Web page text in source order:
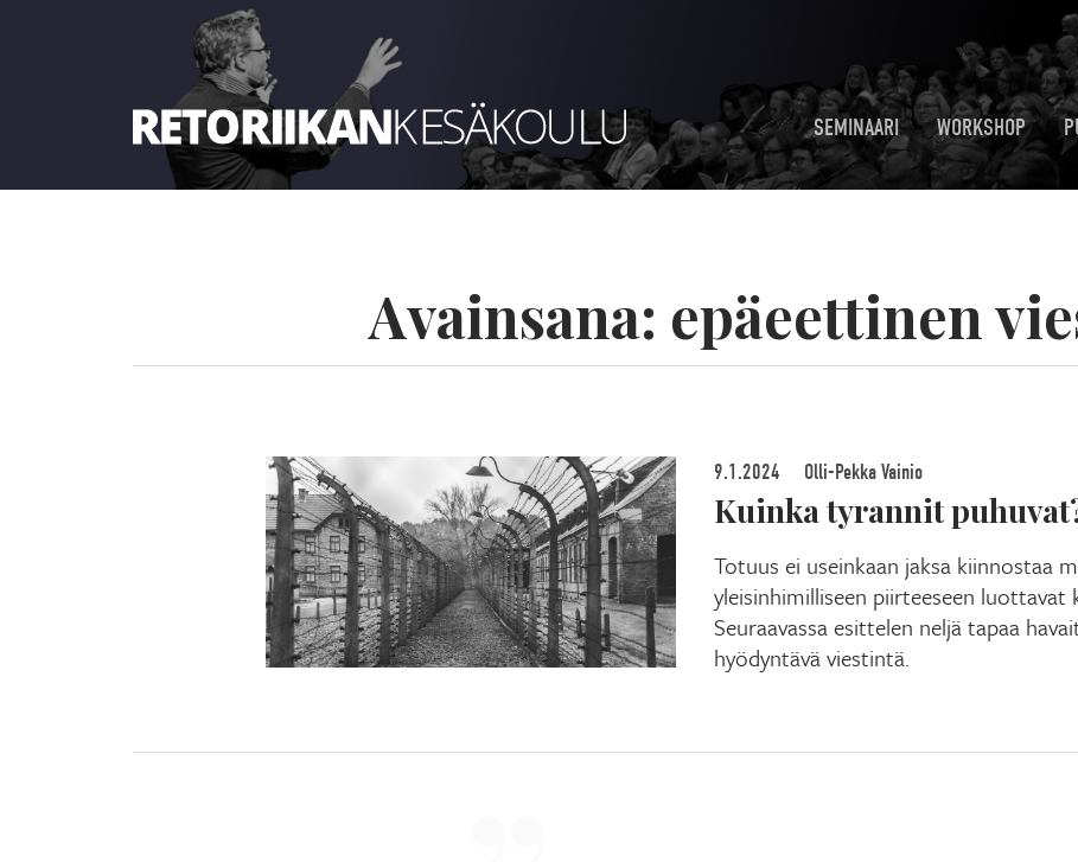
SEMINAARI WORKSHOP
Avainsana: epäeettinen
9.1.2024 Olli-Pekka Vainio
Kuinka tyrannit
Totuus ei useinkaan jaksa kiinnostaa
yleisinhimilliseen piirteeseen
Seuraavassa esittelen neljä tapaa
hyödyntävä viestintä.